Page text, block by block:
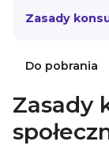
Zasady
Do pobrania
Zasady